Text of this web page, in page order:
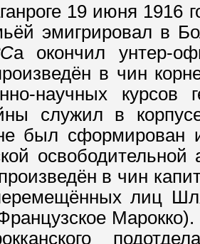
19 июня
эмигрировал в
а окончил унтер-
в чин
научных
служил в
был сформирован
в чин
лиц